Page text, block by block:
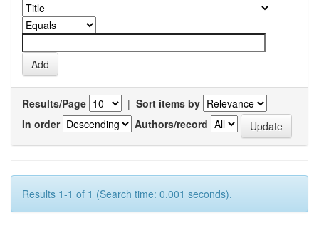
Results/Page | Sort items by
In order
Authors/record
Results 1-1 of 1 (Search time: 0.001 seconds).